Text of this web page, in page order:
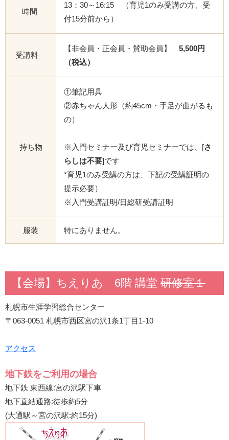
時間
13：30～16:15 （育児1のみ受講の方、受
付15分前から）
受講料
【非会員・正会員・賛助会員】 5,500円
（税込）
持ち物
①筆記用具
②赤ちゃん人形（約45cm・手足が曲がるも
の）
※入門セミナー及び育児セミナーでは、[さ
らしは不要]です
*育児1のみ受講の方は、下記の受講証明の
提示必要）
※入門受講証明/日総研受講証明
服装 特にありません。
【会場】ちえりあ 6階 講堂 研修室１
札幌市生涯学習総合センター
〒063-0051 札幌市西区宮の沢1条1丁目1-10
アクセス
地下鉄をご利用の場合
地下鉄 東西線:宮の沢駅下車
地下直結通路:徒歩約5分
(大通駅～宮の沢駅:約15分)